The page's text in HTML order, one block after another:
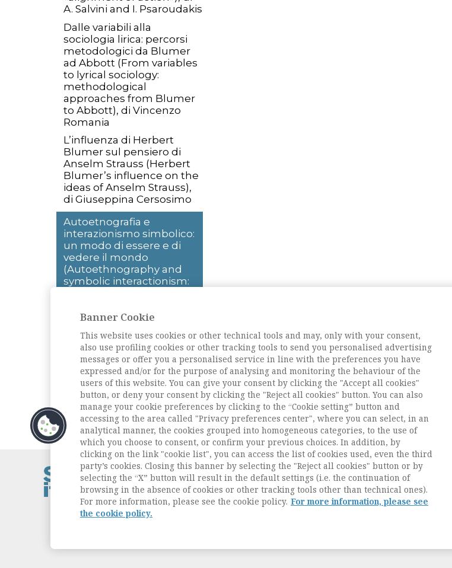
A. Salvini and I. Psaroudakis
Dalle variabili alla
sociologia lirica: percorsi
metodologici da Blumer
ad Abbott (From variables
to lyrical sociology:
methodological
approaches from Blumer
to Abbott), di Vincenzo
Romania
L’influenza di Herbert
Blumer sul pensiero di
Anselm Strauss (Herbert
Blumer’s influence on the
ideas of Anselm Strauss),
di Giuseppina Cersosimo
Autoetnografia e
interazionismo simbolico:
un modo di essere e di
vedere il mondo
(Autoethnography and
symbolic interactionism:
Charlie Barnao
L'intervista
Intervista a Renate Siebert
(Interview with Renate
Siebert), di Marita Rampazi
Archivio della rivista
Contatti / Contacts
Privacy
Cookie Policy
Whistleblowing
Banner Cookie
This website uses cookies or other technical tools and may, only with your consent,
also use profiling cookies or other tracking tools to send you personalised advertising
messages or offer you a personalised service in line with the preferences you have
expressed and/or for the purpose of analysing and monitoring the behaviour of the
users of this website. You can give your consent by clicking the "Accept all cookies"
button, or deny your consent by clicking the "Reject all cookies" button. You can also
manage your cookie preferences by clicking to the “Cookie setting” button and
accessing to the area called "Privacy preferences center", where you can select, in an
analytical manner, the cookies grouped into homogeneous categories, to the use of
which you choose to consent, or confirm your previous choices. In addition, by
clicking on the link "cookie list", you can access the list of cookies used, even the third
party’s cookies. Closing this banner by selecting the "Reject all cookies" button or by
selecting the “X” button will result in the default settings (i.e. the continuation of
browsing in the absence of cookies or other tracking tools other than technical ones).
For more information, please see the cookie policy. For more information, please see
the cookie policy.